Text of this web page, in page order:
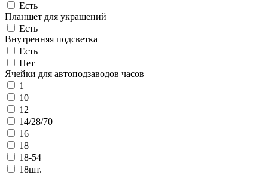
Есть
Планшет для украшений
Есть
Внутренняя подсветка
Есть
Нет
Ячейки для автоподзаводов часов
1
10
12
14/28/70
16
18
18-54
18шт.